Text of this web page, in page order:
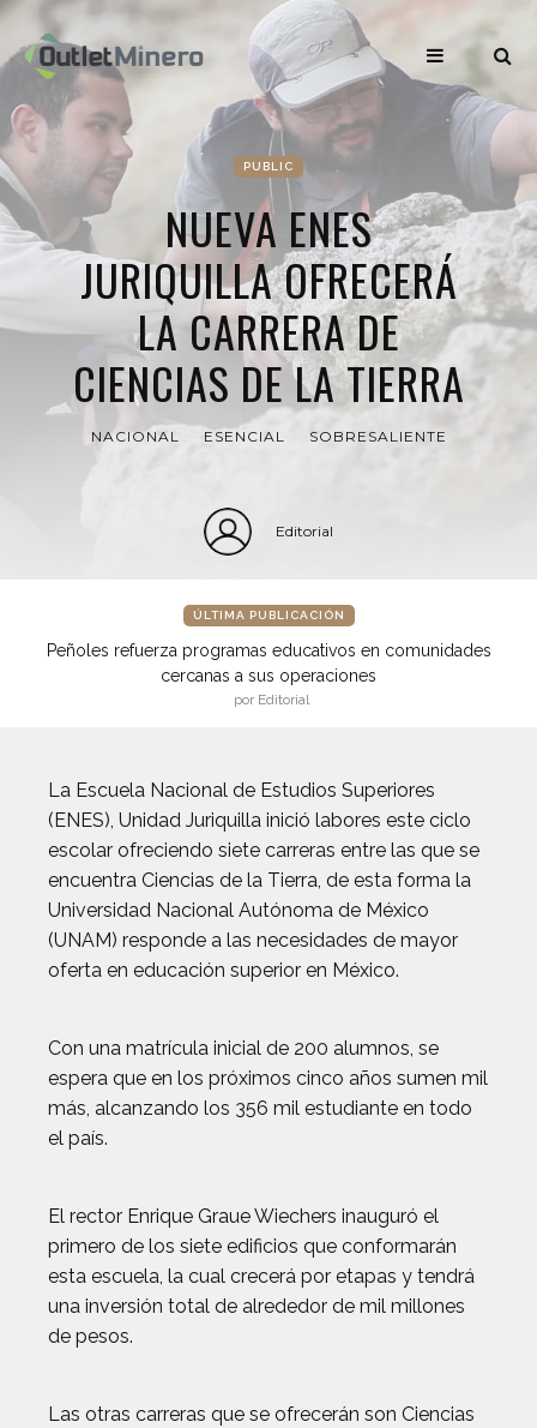
PUBLIC
NUEVA ENES
JURIQUILLA OFRECERÁ
LA CARRERA DE
CIENCIAS DE LA TIERRA
NACIONAL ESENCIAL SOBRESALIENTE
Editorial
ÚLTIMA PUBLICACIÓN
Peñoles refuerza programas educativos en comunidades
cercanas a sus operaciones
por Editorial
La Escuela Nacional de Estudios Superiores
(ENES), Unidad Juriquilla inició labores este ciclo
escolar ofreciendo siete carreras entre las que se
encuentra Ciencias de la Tierra, de esta forma la
Universidad Nacional Autónoma de México
(UNAM) responde a las necesidades de mayor
oferta en educación superior en México.
Con una matrícula inicial de 200 alumnos, se
espera que en los próximos cinco años sumen mil
más, alcanzando los 356 mil estudiante en todo
el país.
El rector Enrique Graue Wiechers inauguró el
primero de los siete edificios que conformarán
esta escuela, la cual crecerá por etapas y tendrá
una inversión total de alrededor de mil millones
de pesos.
Las otras carreras que se ofrecerán son Ciencias